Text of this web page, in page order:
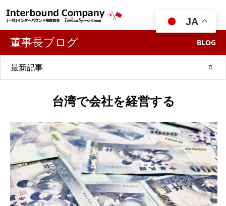
董事長ブログ BLOG
最新記事
台湾で会社を経営する
JA